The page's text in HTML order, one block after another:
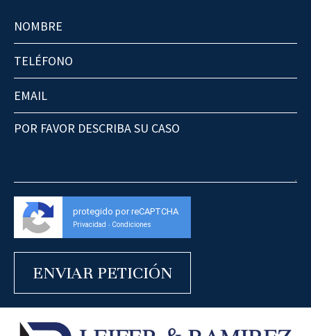
protegido por reCAPTCHA
Privacidad - Condiciones